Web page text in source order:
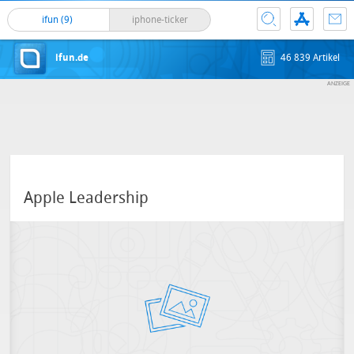
ifun (9) iphone-ticker
ifun.de 46 839 Artikel
Apple Leadership